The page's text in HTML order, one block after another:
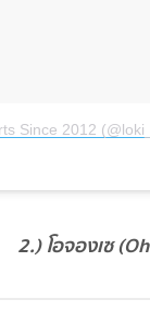
Since 2012
2.) โอจองเซ